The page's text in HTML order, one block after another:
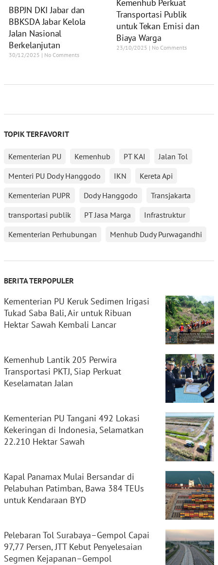
BBPJN DKI Jabar dan
BBKSDA Jabar Kelola
Jalan Nasional
Berkelanjutan
30/12/2025 No Comments
Kemenhub Perkuat
Transportasi Publik
untuk Tekan Emisi dan
Biaya Warga
23/10/2025 No Comments
TOPIK TERFAVORIT
Kementerian PU Kemenhub PT KAI
Jalan Tol
Menteri PU Dody Hanggodo
IKN
Kereta Api
Kementerian PUPR
Dody Hanggodo
Transjakarta
transportasi publik
PT Jasa Marga
Infrastruktur
Kementerian Perhubungan
Menhub Dudy Purwagandhi
BERITA TERPOPULER
Kementerian PU Keruk Sedimen Irigasi
Tukad Saba Bali, Air untuk Ribuan
Hektar Sawah Kembali Lancar
Kemenhub Lantik 205 Perwira
Transportasi PKTJ, Siap Perkuat
Keselamatan Jalan
Kementerian PU Tangani 492 Lokasi
Kekeringan di Indonesia, Selamatkan
22.210 Hektar Sawah
Kapal Panamax Mulai Bersandar di
Pelabuhan Patimban, Bawa 384 TEUs
untuk Kendaraan BYD
Pelebaran Tol Surabaya–Gempol Capai
97,77 Persen, JTT Kebut Penyelesaian
Segmen Kejapanan–Gempol